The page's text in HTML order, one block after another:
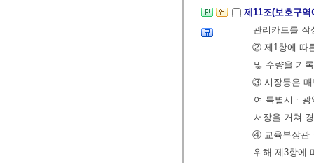
제11조(보호구
관리카드를 작
② 제1항에 따
및 수량을 기
③ 시장등은 매
여 특별시ㆍ
서장을 거쳐
④ 교육부장관
위해 제3항에